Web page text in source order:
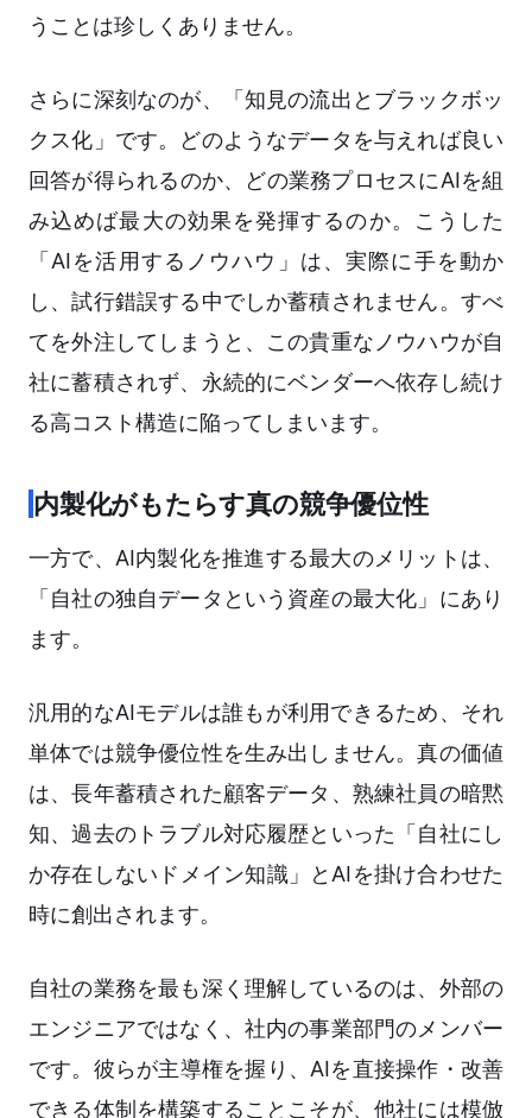
うことは珍しくありません。
さらに深刻なのが、「知見の流出とブラックボッ
クス化」です。どのようなデータを与えれば良い
回答が得られるのか、どの業務プロセスにAIを組
み込めば最大の効果を発揮するのか。こうした
「AIを活用するノウハウ」は、実際に手を動か
し、試行錯誤する中でしか蓄積されません。すべ
てを外注してしまうと、この貴重なノウハウが自
社に蓄積されず、永続的にベンダーへ依存し続け
る高コスト構造に陥ってしまいます。
内製化がもたらす真の競争優位性
一方で、AI内製化を推進する最大のメリットは、
「自社の独自データという資産の最大化」にあり
ます。
汎用的なAIモデルは誰もが利用できるため、それ
単体では競争優位性を生み出しません。真の価値
は、長年蓄積された顧客データ、熟練社員の暗黙
知、過去のトラブル対応履歴といった「自社にし
か存在しないドメイン知識」とAIを掛け合わせた
時に創出されます。
自社の業務を最も深く理解しているのは、外部の
エンジニアではなく、社内の事業部門のメンバー
です。彼らが主導権を握り、AIを直接操作・改善
できる体制を構築することこそが、他社には模倣